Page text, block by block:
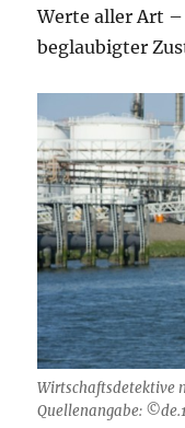
Werte aller Art
beglaubigter
Wirtschaftsdetektive
Quellenangabe: